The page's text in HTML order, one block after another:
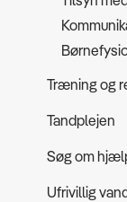
Træning og
Tandplejen
Søg om
Ufrivillig